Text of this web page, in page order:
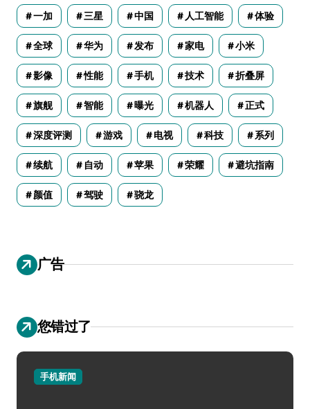
一加 三星 中国 人工智能 体验
全球 华为 发布 家电 小米
影像 性能 手机 技术 折叠屏
旗舰 智能 曝光 机器人 正式
深度评测 游戏 电视 科技 系列
续航 自动 苹果 荣耀 避坑指南
颜值 驾驶 骁龙
广告
您错过了
手机新闻